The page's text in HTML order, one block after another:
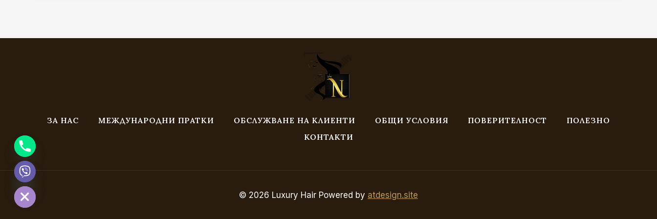
ЗА НАС МЕЖДУНАРОДНИ ПРАТКИ ОБСЛУЖВАНЕ НА КЛИЕНТИ ОБЩИ УСЛОВИЯ ПОВЕРИТЕЛНОСТ
ПОЛЕЗНО
КОНТАКТИ
© 2026 Luxury Hair Powered by atdesign.site
HIDE